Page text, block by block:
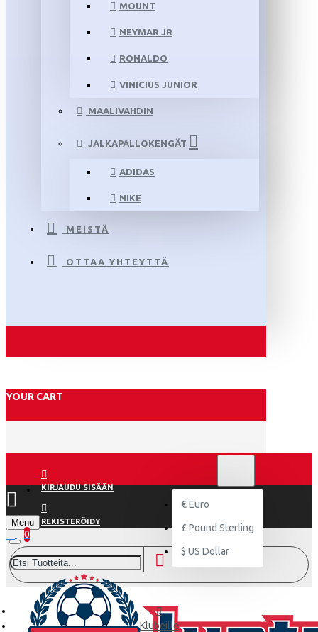
MOUNT
NEYMAR JR
RONALDO
VINICIUS JUNIOR
MAALIVAHDIN
JALKAPALLOKENGÄT
ADIDAS
NIKE
MEISTÄ
OTTAA YHTEYTTÄ
YOUR CART
KIRJAUDU SISÄÄN
REKISTERÖIDY
€ Euro
£ Pound Sterling
$ US Dollar
Menu
0
Klubeille